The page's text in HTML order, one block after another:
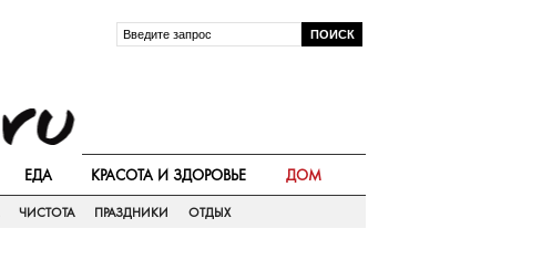
ЕДА КРАСОТА И ЗДОРОВЬЕ ДОМ
ЧИСТОТА ПРАЗДНИКИ ОТДЫХ